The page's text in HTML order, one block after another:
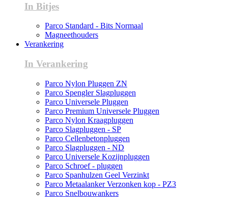
In Bitjes
Parco Standard - Bits Normaal
Magneethouders
Verankering
In Verankering
Parco Nylon Pluggen ZN
Parco Spengler Slagpluggen
Parco Universele Pluggen
Parco Premium Universele Pluggen
Parco Nylon Kraagpluggen
Parco Slagpluggen - SP
Parco Cellenbetonpluggen
Parco Slagpluggen - ND
Parco Universele Kozijnpluggen
Parco Schroef - pluggen
Parco Spanhulzen Geel Verzinkt
Parco Metaalanker Verzonken kop - PZ3
Parco Snelbouwankers